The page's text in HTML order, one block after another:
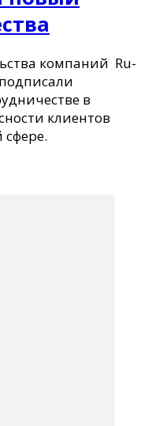
компаний Ru-
в
клиентов